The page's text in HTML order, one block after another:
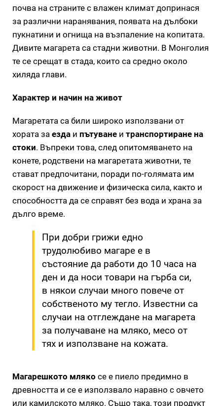
почва на страните с влажен климат допринася
за различни наранявания, появата на дълбоки
пукнатини и огнища на възпаление на копитата.
Дивите магарета са стадни животни. В Монголия
те се срещат в стада, които са средно около
хиляда глави.
Характер и начин на живот
Магаретата са били широко използвани от
хората за езда и пътуване и транспортиране на
стоки. Въпреки това, след опитомяването на
конете, родствени на магаретата животни, те
стават предпочитани, поради по-голямата им
скорост на движение и физическа сила, както и
способността да се справят без вода и храна за
дълго време.
При добри грижи едно
трудолюбиво магаре е в
състояние да работи до 10 часа на
ден и да носи товари на гърба си,
в някои случаи много повече от
собственото му тегло. Известни са
случаи на отглеждане на магарета
за получаване на мляко, месо от
тях и използване на кожата.
Магарешкото мляко се е пиело предимно в
древността и се е използвало наравно с овчето
или камилското мляко. Също така, този продукт